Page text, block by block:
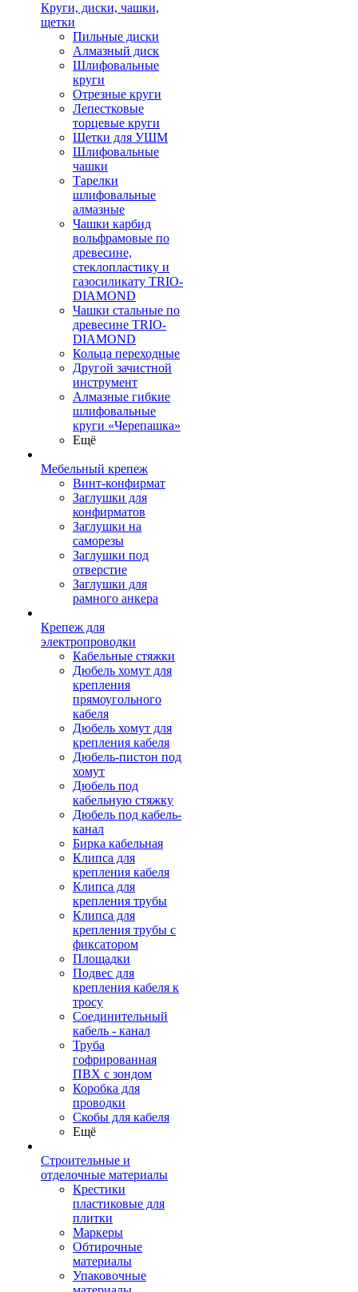
Круги, диски, чашки,
щетки
Пильные диски
Алмазный диск
Шлифовальные
круги
Отрезные круги
Лепестковые
торцевые круги
Щетки для УШМ
Шлифовальные
чашки
Тарелки
шлифовальные
алмазные
Чашки карбид
вольфрамовые по
древесине,
стеклопластику и
газосиликату TRIO-
DIAMOND
Чашки стальные по
древесине TRIO-
DIAMOND
Кольца переходные
Другой зачистной
инструмент
Алмазные гибкие
шлифовальные
круги «Черепашка»
Ещё
Мебельный крепеж
Винт-конфирмат
Заглушки для
конфирматов
Заглушки на
саморезы
Заглушки под
отверстие
Заглушки для
рамного анкера
Крепеж для
электропроводки
Кабельные стяжки
Дюбель хомут для
крепления
прямоугольного
кабеля
Дюбель хомут для
крепления кабеля
Дюбель-пистон под
хомут
Дюбель под
кабельную стяжку
Дюбель под кабель-
канал
Бирка кабельная
Клипса для
крепления кабеля
Клипса для
крепления трубы
Клипса для
крепления трубы с
фиксатором
Площадки
Подвес для
крепления кабеля к
тросу
Соединительный
кабель - канал
Труба
гофрированная
ПВХ с зондом
Коробка для
проводки
Скобы для кабеля
Ещё
Строительные и
отделочные материалы
Крестики
пластиковые для
плитки
Маркеры
Обтирочные
материалы
Упаковочные